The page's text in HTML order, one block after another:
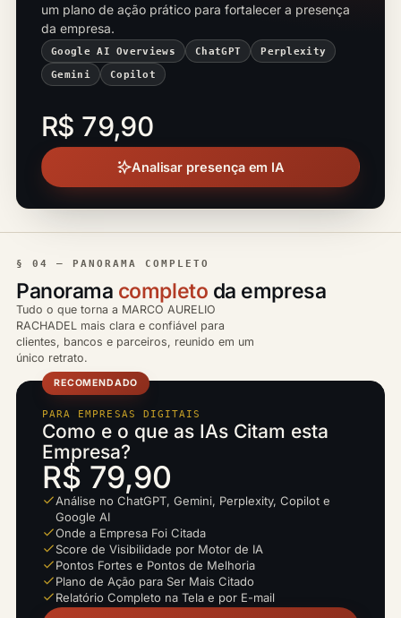
um plano de ação prático para fortalecer a presença
da empresa.
Google AI Overviews ChatGPT Perplexity
Gemini Copilot
R$ 79,90
Analisar presença em IA
§ 04 — PANORAMA COMPLETO
Panorama completo da empresa
Tudo o que torna a MARCO AURELIO
RACHADEL mais clara e confiável para
clientes, bancos e parceiros, reunido em um
único retrato.
RECOMENDADO
PARA EMPRESAS DIGITAIS
Como e o que as IAs Citam esta
Empresa?
R$ 79,90
Análise no ChatGPT, Gemini, Perplexity, Copilot e
Google AI
Onde a Empresa Foi Citada
Score de Visibilidade por Motor de IA
Pontos Fortes e Pontos de Melhoria
Plano de Ação para Ser Mais Citado
Relatório Completo na Tela e por E-mail